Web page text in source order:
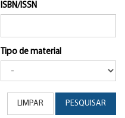
ISBN/ISSN
Tipo de material
LIMPAR PESQUISAR